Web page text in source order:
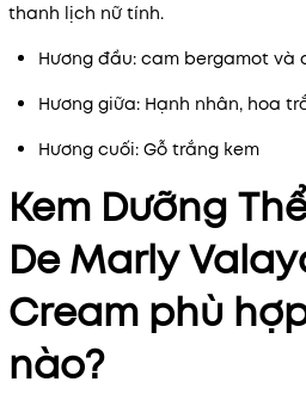
thanh lịch nữ tính.
Hương đầu: cam bergamot và
Hương giữa: Hạnh nhân, hoa
Hương cuối: Gỗ trắng kem
Kem Dưỡng
De Marly
Cream phù
nào?